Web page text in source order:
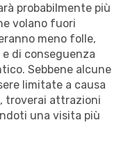
probabilmente più
volano fuori
meno folle,
di conseguenza
Sebbene alcune
limitate a causa
troverai attrazioni
una visita più